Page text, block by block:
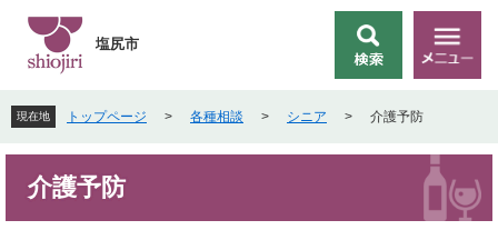
先
頭
で
を
飛
ば
本
索
メ
ニ
ー
塩尻市
現在地 トップページ > 各種相談 > シニア > 介護予防
介護予防